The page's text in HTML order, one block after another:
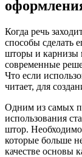
Когда речь
способы сделать
шторы и карнизы
современные
Что если
читает, для
Одним из самых
использования
штор.
которые больше
качестве основы